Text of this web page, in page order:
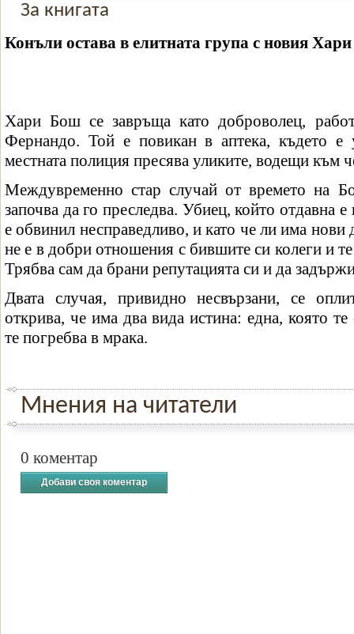
За книгата
Конъли остава в елитната група с новия
Хари Бош се завръща като доброволец,
Фернандо. Той е повикан в аптека, където е
местната полиция пресява уликите, водещи към
Междувременно стар случай от времето на
започва да го преследва. Убиец, който отдавна
е обвинил несправедливо, и като че ли има нови
не е в добри отношения с бившите си колеги и
Трябва сам да брани репутацията си и да
Двата случая, привидно несвързани, се
открива, че има два вида истина: една, която
те погребва в мрака.
Мнения на читатели
0 коментар
Добави своя коментар